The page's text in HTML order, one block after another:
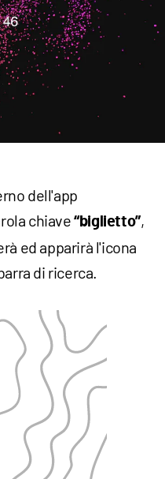
dell'app
chiave“biglietto”,
ed apparirà l'icona
di ricerca.